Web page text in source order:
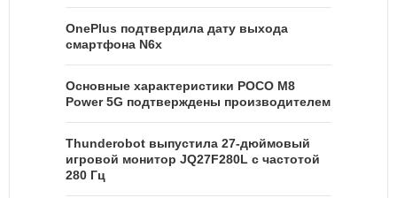
OnePlus подтвердила дату выхода
смартфона N6x
Основные характеристики POCO M8
Power 5G подтверждены производителем
Thunderobot выпустила 27-дюймовый
игровой монитор JQ27F280L с частотой
280 Гц